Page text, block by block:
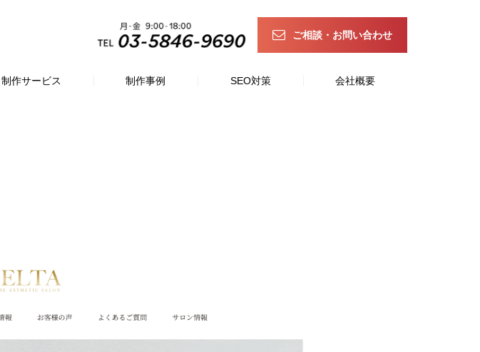
ご相談・お問い合わせ
制作サービス 制作事例 SEO対策 会社概要